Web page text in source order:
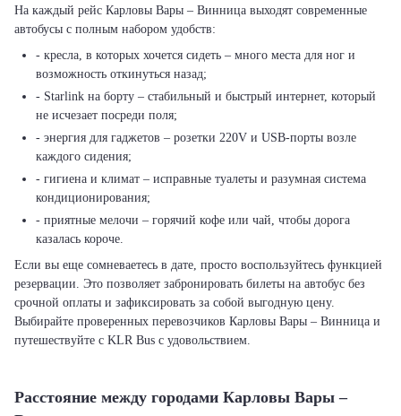
На каждый рейс Карловы Вары – Винница выходят современные
автобусы с полным набором удобств:
- кресла, в которых хочется сидеть – много места для ног и
возможность откинуться назад;
- Starlink на борту – стабильный и быстрый интернет, который
не исчезает посреди поля;
- энергия для гаджетов – розетки 220V и USB-порты возле
каждого сидения;
- гигиена и климат – исправные туалеты и разумная система
кондиционирования;
- приятные мелочи – горячий кофе или чай, чтобы дорога
казалась короче.
Если вы еще сомневаетесь в дате, просто воспользуйтесь функцией
резервации. Это позволяет забронировать билеты на автобус без
срочной оплаты и зафиксировать за собой выгодную цену.
Выбирайте проверенных перевозчиков Карловы Вары – Винница и
путешествуйте с KLR Bus с удовольствием.
Расстояние между городами Карловы Вары –